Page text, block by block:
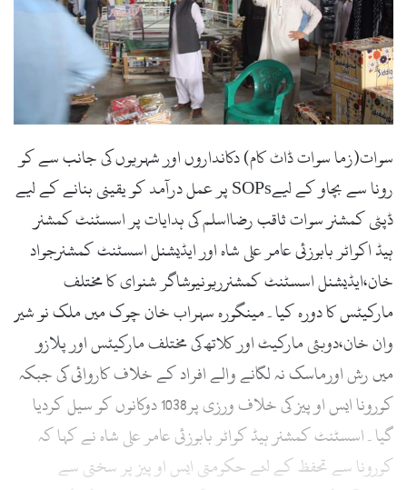
سوات(زما سوات ڈاٹ کام) دکانداروں اور شہریوں کی جانب سے کو
رونا سے بچاو کے لیےSOPs پر عمل درآمد کو یقینی بنانے کے لیے
ڈپٹی کمشنر سوات ثاقب رضااسلم کی ہدایات پر اسسٹنٹ کمشنر
ہیڈ اکواٹر بابوزئی عامر علی شاہ اور ایڈیشنل اسسٹنٹ کمشنرجواد
خان،ایڈیشنل اسسٹنٹ کمشنرریونیوشاگر شنوای کا مختلف
مارکیٹس کا دورہ کیا۔مینگورہ سہراب خان چوک میں ملک نو شیر
وان خان،دوبئی مارکیٹ اور کلاتھ کی مختلف مارکیٹس اور پلازو
میں رش اورماسک نہ لگانے والے افراد کے خلاف کاروائی کی جبکہ
کورونا ایس او پیز کی خلاف ورزی پر1038 دوکانوں کو سیل کردیا
گیا۔اسسٹنٹ کمشنر ہیڈ کواٹر بابوزئی عامر علی شاہ نے کہا کہ
کورونا سے تحفظ کے لئے حکومتی ایس او پیز پر سختی سے